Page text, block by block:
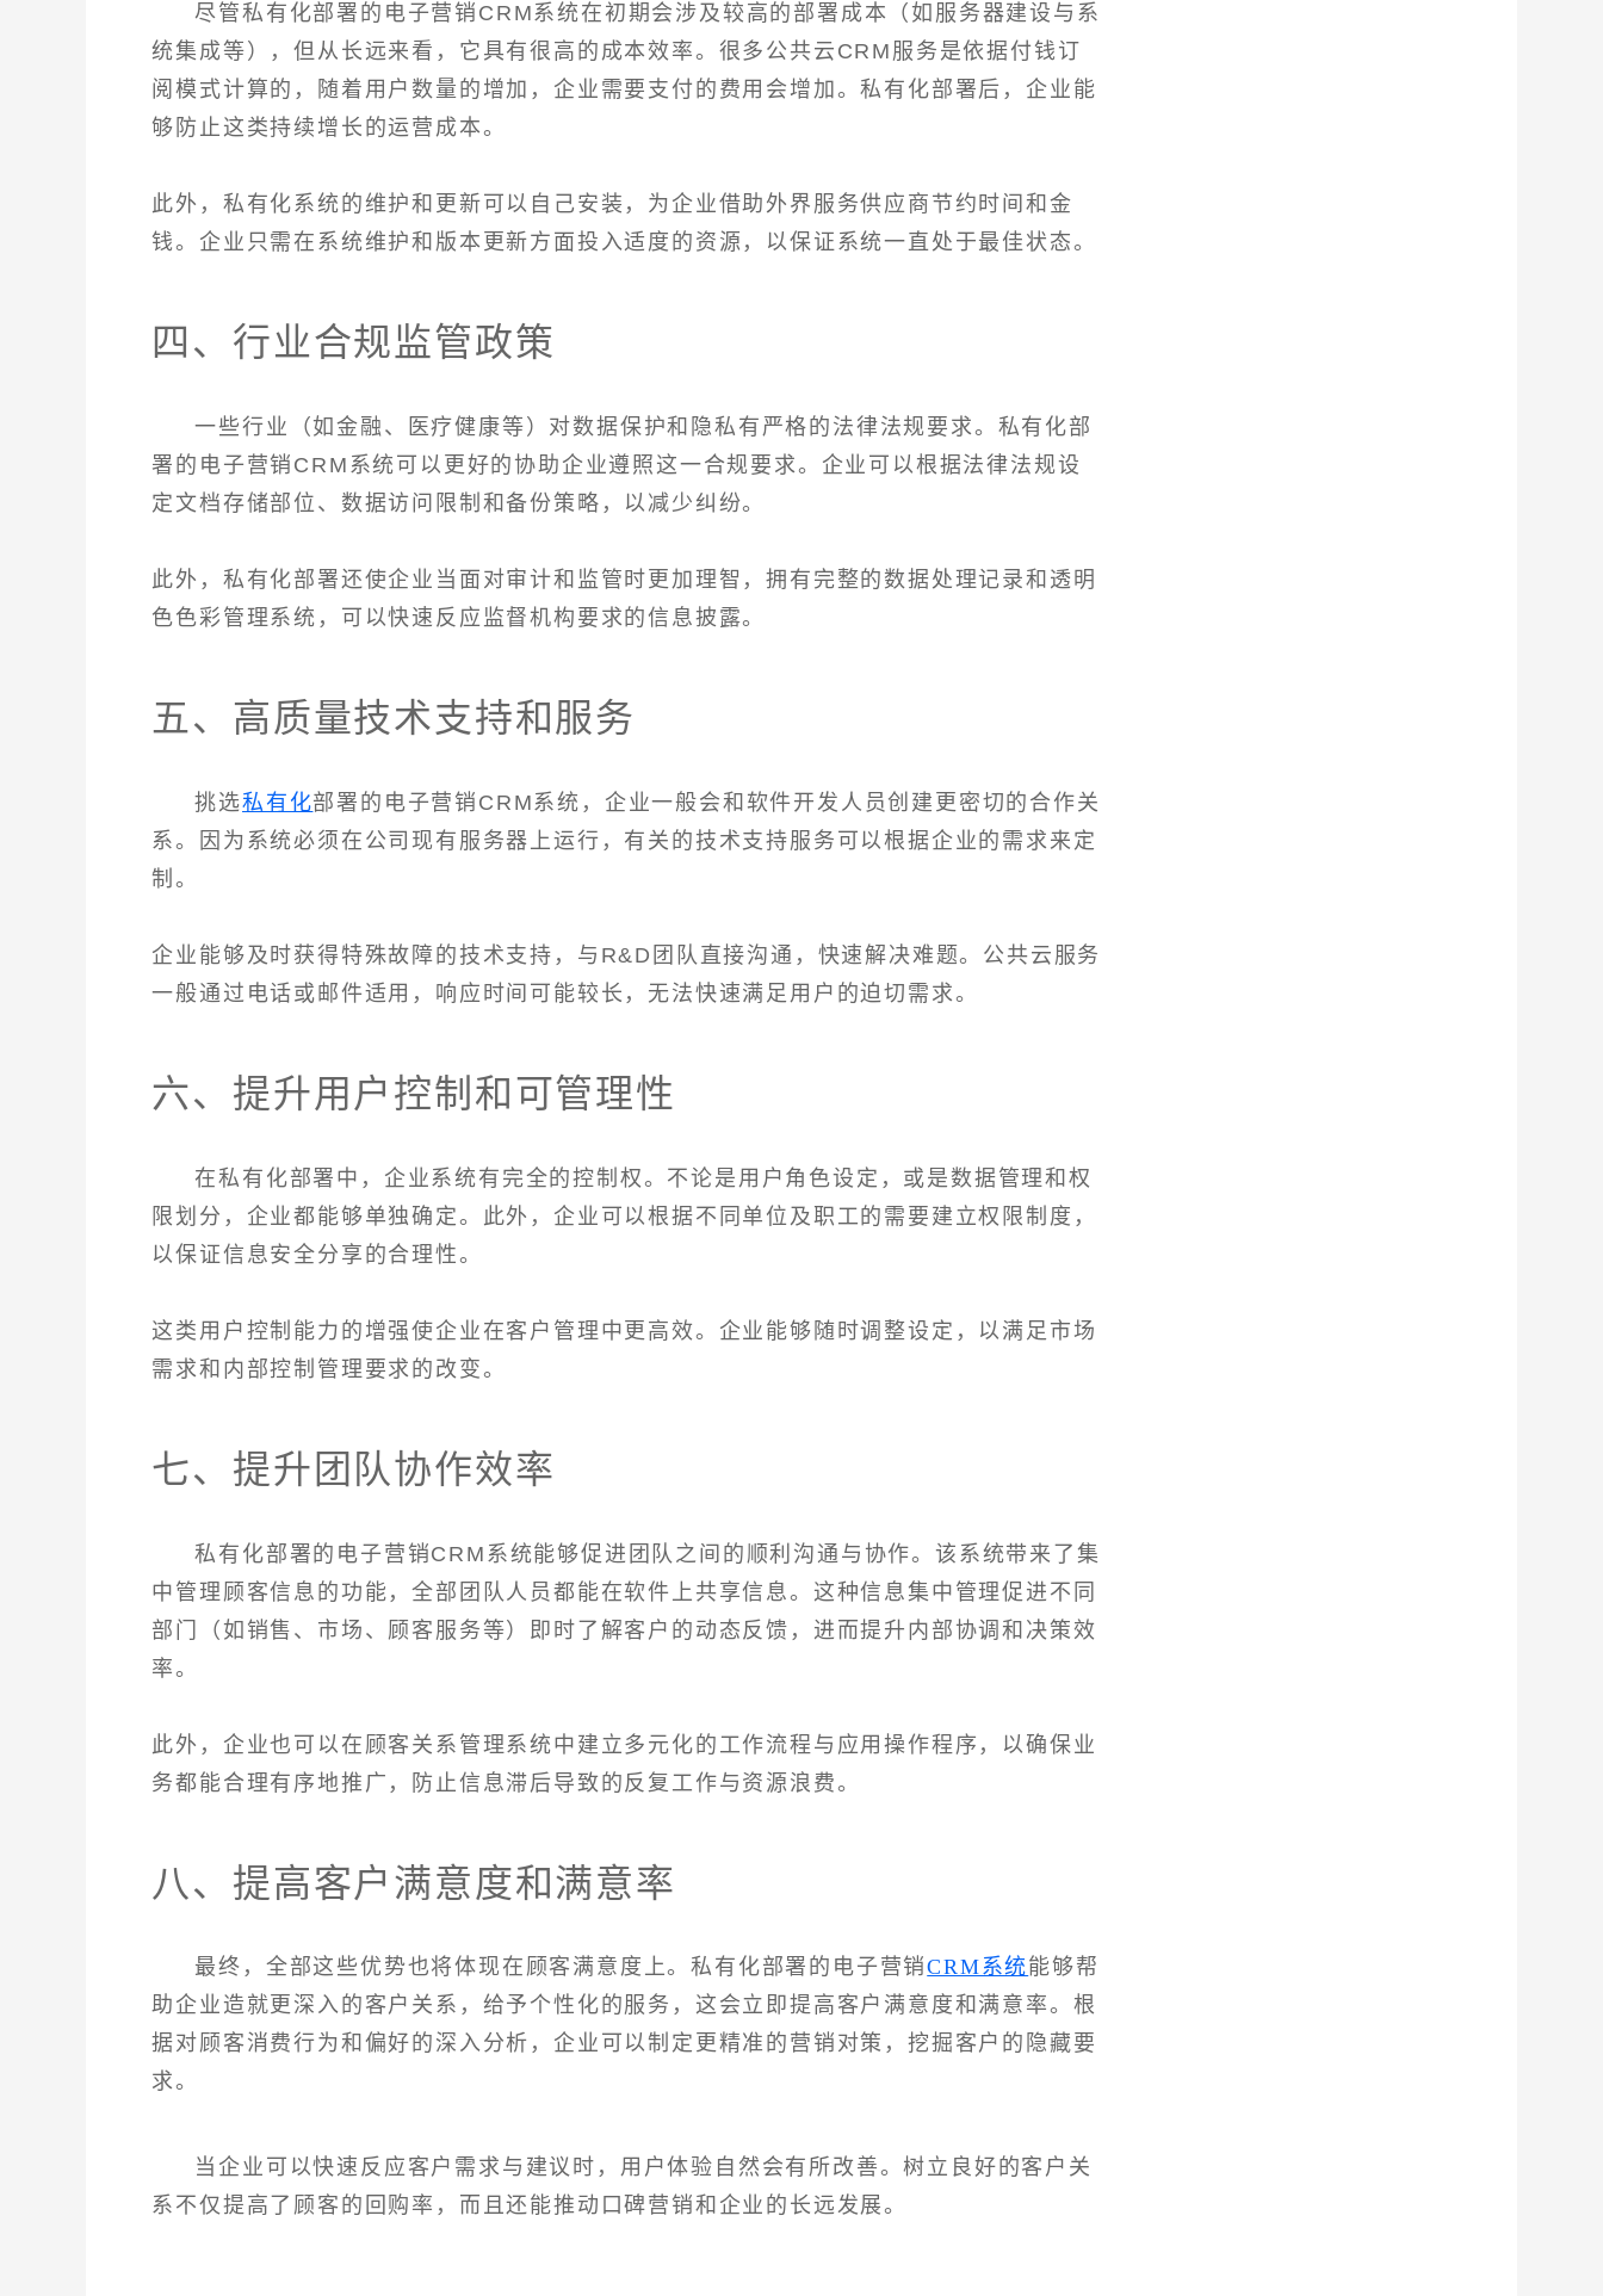
尽管私有化部署的电子营销CRM系统在初期会涉及较高的部署成本（如服务器建设与系
统集成等），但从长远来看，它具有很高的成本效率。很多公共云CRM服务是依据付钱订
阅模式计算的，随着用户数量的增加，企业需要支付的费用会增加。私有化部署后，企业能
够防止这类持续增长的运营成本。
此外，私有化系统的维护和更新可以自己安装，为企业借助外界服务供应商节约时间和金
钱。企业只需在系统维护和版本更新方面投入适度的资源，以保证系统一直处于最佳状态。
四、行业合规监管政策
一些行业（如金融、医疗健康等）对数据保护和隐私有严格的法律法规要求。私有化部
署的电子营销CRM系统可以更好的协助企业遵照这一合规要求。企业可以根据法律法规设
定文档存储部位、数据访问限制和备份策略，以减少纠纷。
此外，私有化部署还使企业当面对审计和监管时更加理智，拥有完整的数据处理记录和透明
色色彩管理系统，可以快速反应监督机构要求的信息披露。
五、高质量技术支持和服务
挑选私有化部署的电子营销CRM系统，企业一般会和软件开发人员创建更密切的合作关
系。因为系统必须在公司现有服务器上运行，有关的技术支持服务可以根据企业的需求来定
制。
企业能够及时获得特殊故障的技术支持，与R&D团队直接沟通，快速解决难题。公共云服务
一般通过电话或邮件适用，响应时间可能较长，无法快速满足用户的迫切需求。
六、提升用户控制和可管理性
在私有化部署中，企业系统有完全的控制权。不论是用户角色设定，或是数据管理和权
限划分，企业都能够单独确定。此外，企业可以根据不同单位及职工的需要建立权限制度，
以保证信息安全分享的合理性。
这类用户控制能力的增强使企业在客户管理中更高效。企业能够随时调整设定，以满足市场
需求和内部控制管理要求的改变。
七、提升团队协作效率
私有化部署的电子营销CRM系统能够促进团队之间的顺利沟通与协作。该系统带来了集
中管理顾客信息的功能，全部团队人员都能在软件上共享信息。这种信息集中管理促进不同
部门（如销售、市场、顾客服务等）即时了解客户的动态反馈，进而提升内部协调和决策效
率。
此外，企业也可以在顾客关系管理系统中建立多元化的工作流程与应用操作程序，以确保业
务都能合理有序地推广，防止信息滞后导致的反复工作与资源浪费。
八、提高客户满意度和满意率
最终，全部这些优势也将体现在顾客满意度上。私有化部署的电子营销CRM系统能够帮
助企业造就更深入的客户关系，给予个性化的服务，这会立即提高客户满意度和满意率。根
据对顾客消费行为和偏好的深入分析，企业可以制定更精准的营销对策，挖掘客户的隐藏要
求。
当企业可以快速反应客户需求与建议时，用户体验自然会有所改善。树立良好的客户关
系不仅提高了顾客的回购率，而且还能推动口碑营销和企业的长远发展。